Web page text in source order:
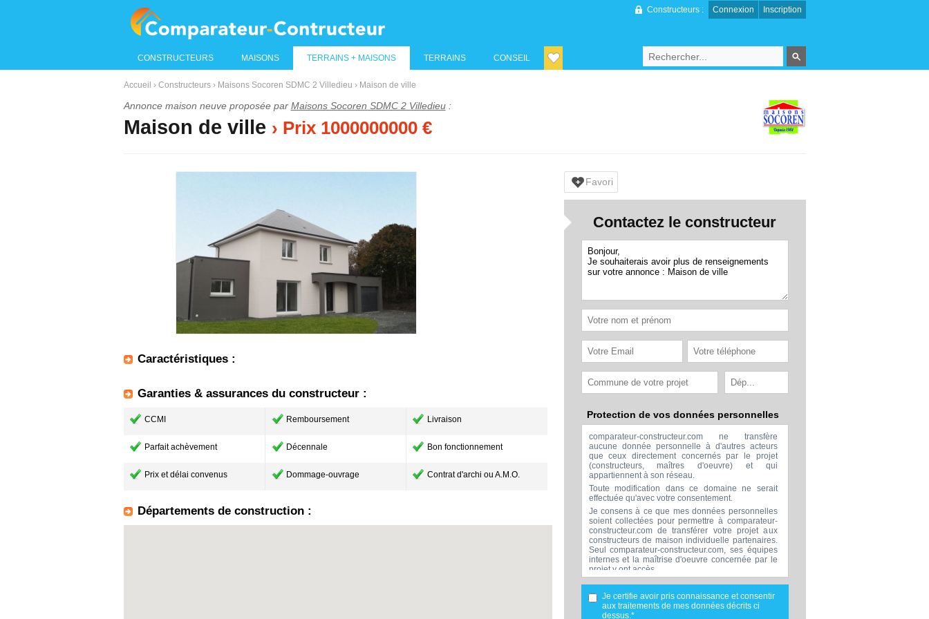
Constructeurs : Connexion Inscription
CONSTRUCTEURS MAISONS TERRAINS + MAISONS TERRAINS CONSEIL
Accueil › Constructeurs› Maisons Socoren SDMC 2 Villedieu › Maison de ville
Annonce maison neuve proposée par Maisons Socoren SDMC 2 Villedieu:
Maison de ville › Prix 1000000000 €
Caractéristiques :
Garanties & assurances du constructeur :
CCMI Remboursement Livraison
Parfait achèvement Décennale Bon fonctionnement
Prix et délai convenus Dommage-ouvrage Contrat d'archi ou A.M.O.
Départements de construction :
Favori
Contactez le constructeur
Protection de vos données personnelles
comparateur-constructeur.com ne transfère
aucune donnée personnelle à d'autres acteurs
que ceux directement concernés par le projet
(constructeurs, maîtres d'oeuvre) et qui
appartiennent à son réseau.
Toute modification dans ce domaine ne serait
effectuée qu'avec votre consentement.
Je consens à ce que mes données personnelles
soient collectées pour permettre à comparateur-
constructeur.com de transférer votre projet aux
constructeurs de maison individuelle partenaires.
Seul comparateur-constructeur.com, ses équipes
internes et la maîtrise d'oeuvre concernée par le
projet y ont accès.
Aucune transmission de données à des tiers à
l'exclusion de ceux décrits ci dessus n'est
réalisée.
Mes données téléphoniques seront uniquement
Je certifie avoir pris connaissance et consentir
aux traitements de mes données décrits ci
dessus.*